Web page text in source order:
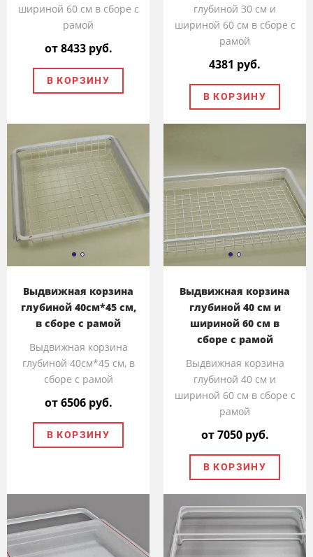
шириной 60 см в сборе с
рамой
от 8433 руб.
В КОРЗИНУ
глубиной 30 см и
шириной 60 см в сборе с
рамой
4381 руб.
В КОРЗИНУ
Выдвижная корзина
глубиной 40см*45 см,
в сборе с рамой
Выдвижная корзина
глубиной 40см*45 см, в
сборе с рамой
от 6506 руб.
В КОРЗИНУ
Выдвижная корзина
глубиной 40 см и
шириной 60 см в
сборе с рамой
Выдвижная корзина
глубиной 40 см и
шириной 60 см в сборе с
рамой
от 7050 руб.
В КОРЗИНУ